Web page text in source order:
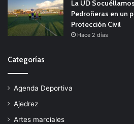
La UD
Pedroñeras en un
Protección Civil
Hace 2 días
Categorías
Agenda Deportiva
Ajedrez
Artes marciales